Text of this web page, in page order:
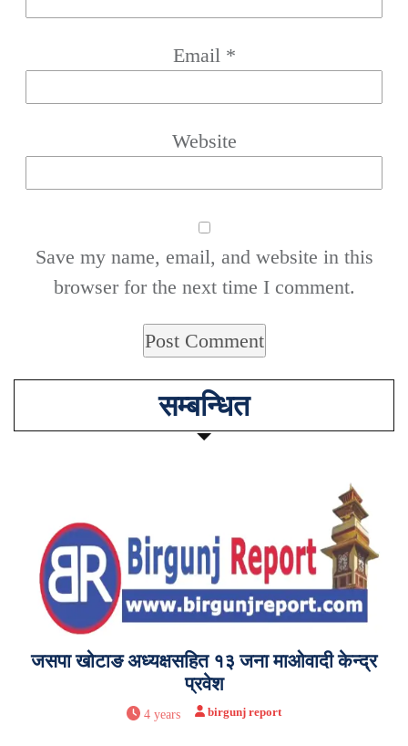
Email *
Website
Save my name, email, and website in this
browser for the next time I comment.
सम्बन्धित
जसपा खोटाङ अध्यक्षसहित १३ जना माओवादी केन्द्र
प्रवेश
4 years birgunj report